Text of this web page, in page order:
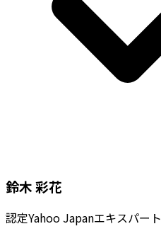
鈴木 彩花
認定Yahoo Japanエキスパート